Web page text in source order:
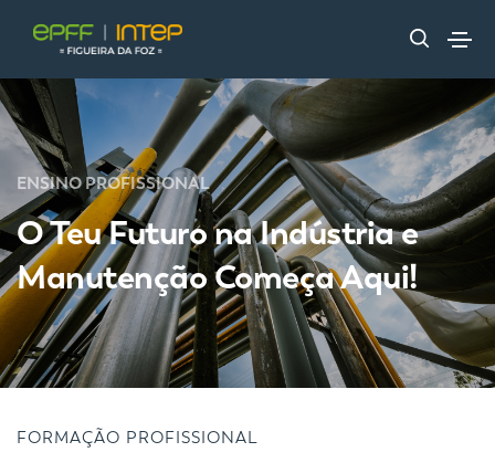
ENSINO PROFISSIONAL
O Teu Futuro na Indústria e
Manutenção Começa Aqui!
FORMAÇÃO PROFISSIONAL